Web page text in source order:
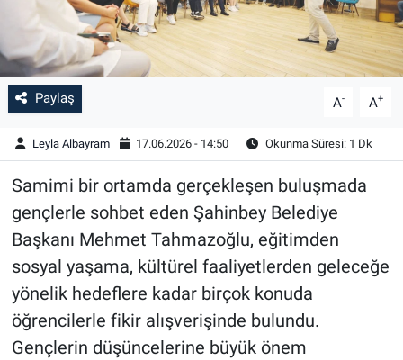
Paylaş A- A+
Leyla Albayram 17.06.2026 - 14:50 Okunma Süresi: 1 Dk
Samimi bir ortamda gerçekleşen buluşmada
gençlerle sohbet eden Şahinbey Belediye
Başkanı Mehmet Tahmazoğlu, eğitimden
sosyal yaşama, kültürel faaliyetlerden geleceğe
yönelik hedeflere kadar birçok konuda
öğrencilerle fikir alışverişinde bulundu.
Gençlerin düşüncelerine büyük önem